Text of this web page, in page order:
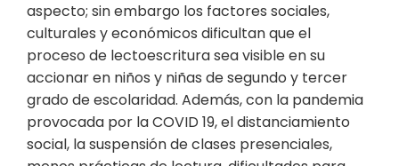
aspecto; sin embargo los factores sociales,
culturales y económicos dificultan que el
proceso de lectoescritura sea visible en su
accionar en niños y niñas de segundo y tercer
grado de escolaridad. Además, con la pandemia
provocada por la COVID 19, el distanciamiento
social, la suspensión de clases presenciales,